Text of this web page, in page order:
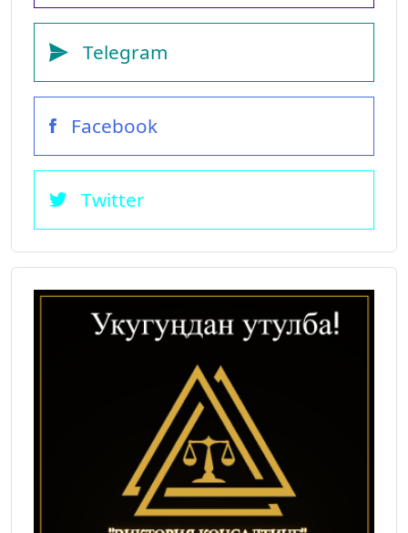
Telegram
Facebook
Twitter